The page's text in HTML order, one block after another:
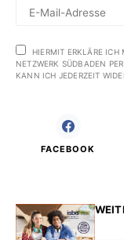
HIERMIT ERKLÄRE
NETZWERK SÜDBADEN
KANN ICH JEDERZEIT
FACEBOOK